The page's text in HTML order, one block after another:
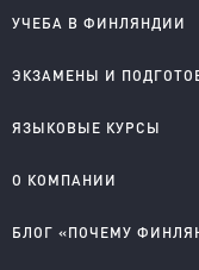
УЧЕБА В ФИНЛЯНДИИ
Колледжи на
Колледжи на финском
ЭКЗАМЕНЫ И
YKI подготовка и
ЯЗЫКОВЫЕ КУРСЫ
Английский для
Английский для
О КОМПАНИИ
Правовые документы
БЛОГ «ПОЧЕМУ